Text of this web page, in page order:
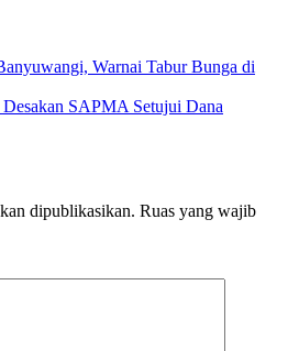
Warnai Tabur Bunga di
SAPMA Setujui Dana
dipublikasikan. Ruas yang wajib